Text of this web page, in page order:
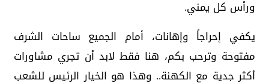
ورأس كل يمني.
يكفي إحراجاً وإهانات، أمام الجميع ساحات الشرف
مفتوحة وترحب بكم، هنا فقط لابد أن تجري مشاورات
أكثر جدية مع الكهنة.. وهذا هو الخيار الرئيس للشعب